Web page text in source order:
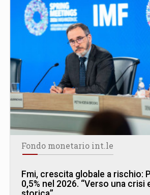
Fondo monetario int.le
Fmi, crescita globale a rischio:
0,5% nel 2026. “Verso una crisi